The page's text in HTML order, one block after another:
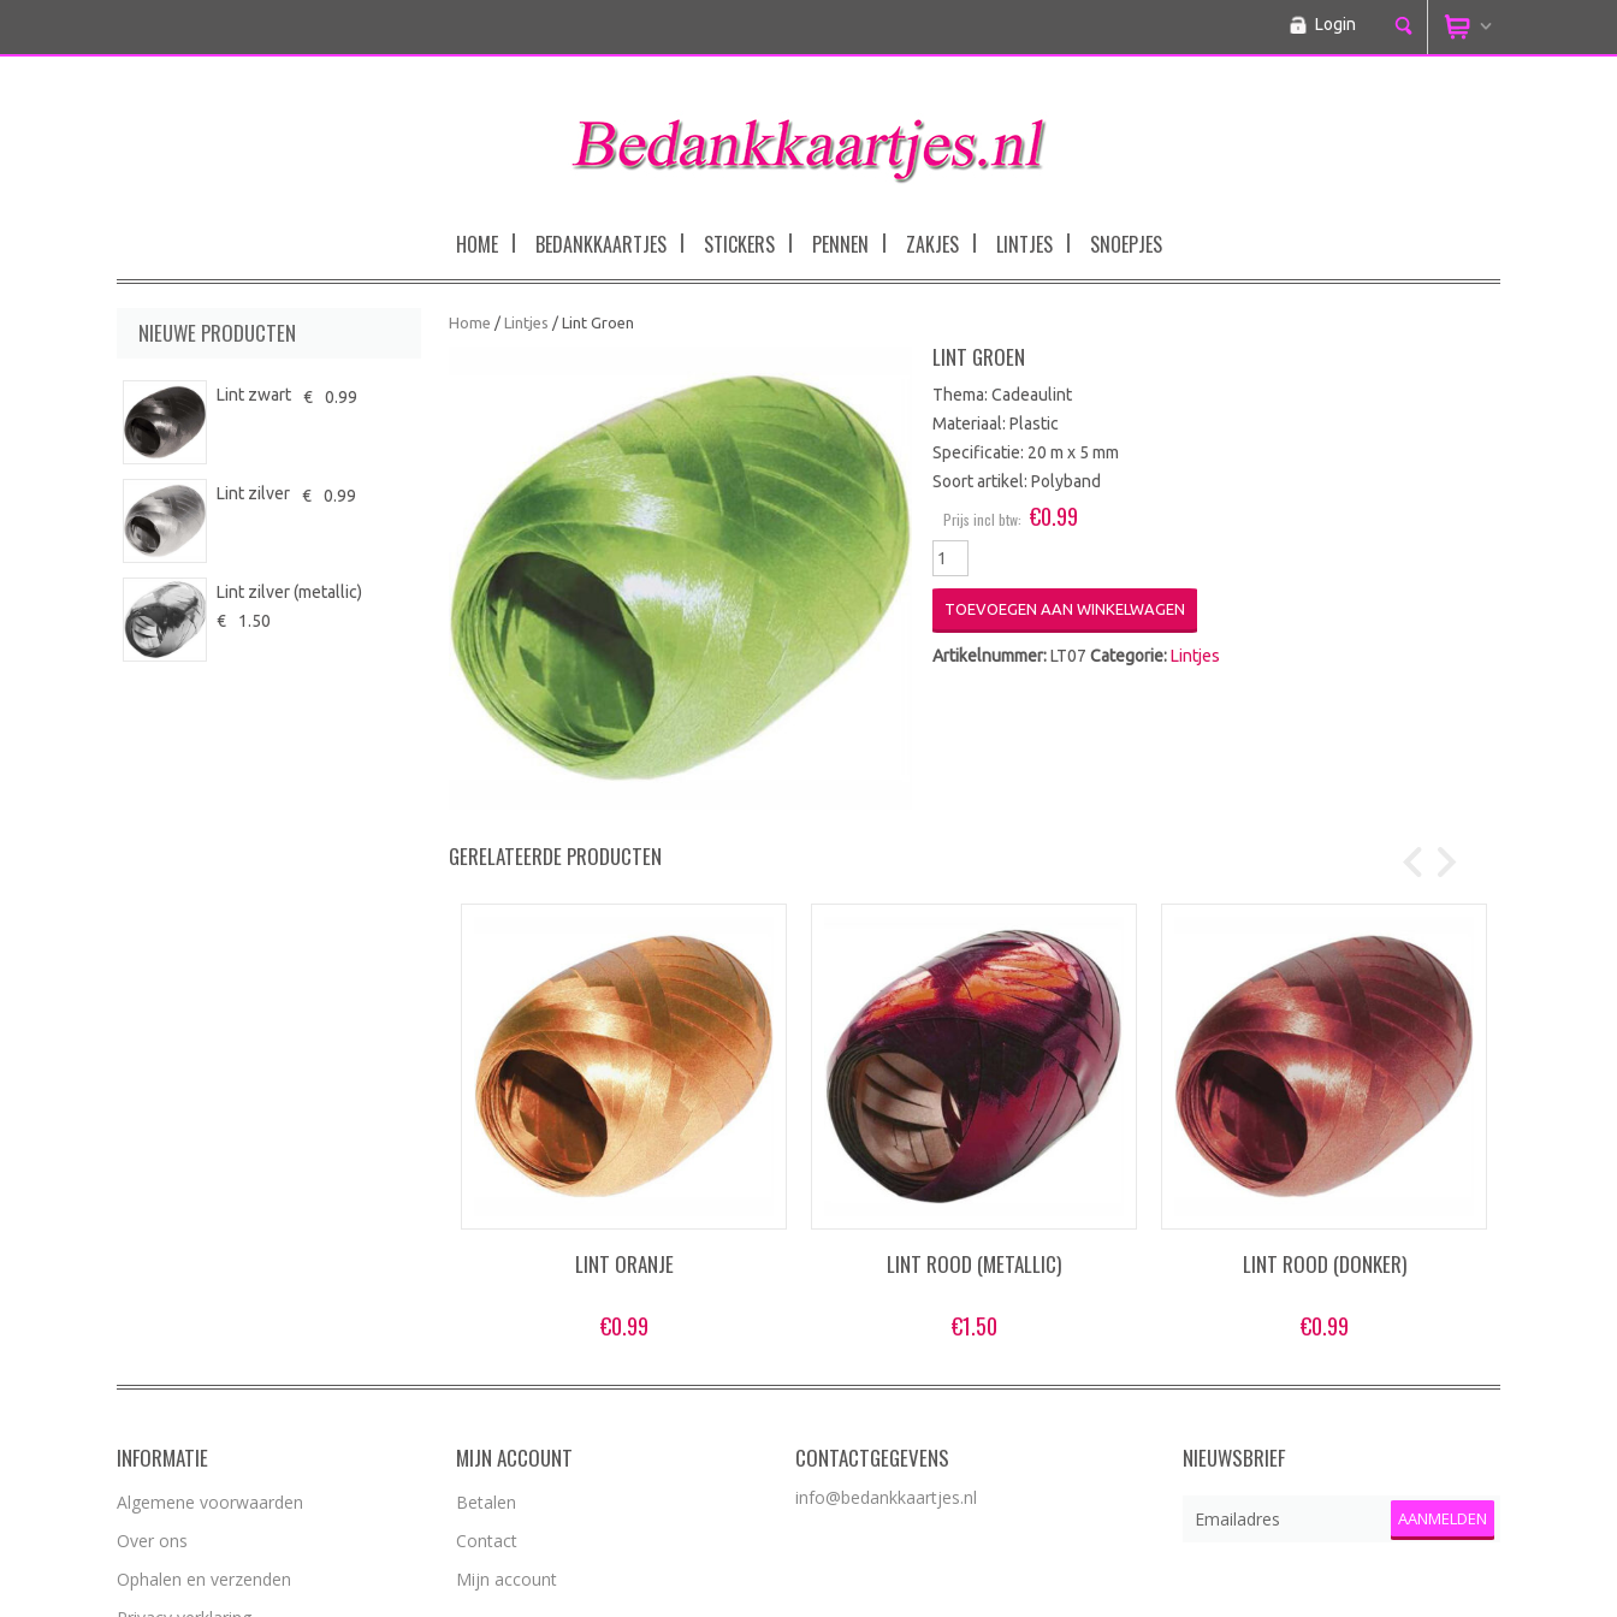
Login
HOME BEDANKKAARTJES STICKERS PENNEN ZAKJES LINTJES SNOEPJES
Home / Lintjes / Lint Groen
LINT GROEN
Thema: Cadeaulint
Materiaal: Plastic
Specificatie: 20 m x 5 mm
Soort artikel: Polyband
Prijs incl btw: €0.99
TOEVOEGEN AAN WINKELWAGEN
Artikelnummer:LT07 Categorie:Lintjes
GERELATEERDE PRODUCTEN
LINT ORANJE
€0.99
LINT ROOD (METALLIC)
€1.50
LINT ROOD (DONKER)
€0.99
NIEUWE PRODUCTEN
Lint zwart € 0.99
Lint zilver € 0.99
Lint zilver (metallic)
€
1.50
INFORMATIE
Algemene voorwaarden
Over ons
Ophalen en verzenden
MIJN ACCOUNT
Betalen
Contact
Mijn account
CONTACTGEGEVENS
info@bedankkaartjes.nl
NIEUWSBRIEF
AANMELDEN